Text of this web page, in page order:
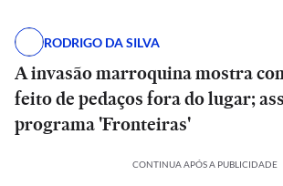
RODRIGO DA SILVA
A invasão marroquina mostra
feito de pedaços fora do lugar;
programa 'Fronteiras'
CONTINUA APÓS A PUBLICIDADE